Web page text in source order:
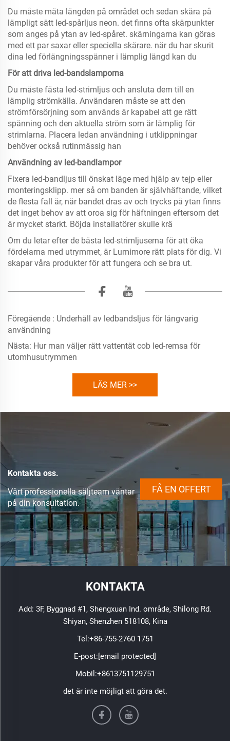
Du måste mäta längden på området och sedan skära på
lämpligt sätt led-spårljus neon. det finns ofta skärpunkter
som anges på ytan av led-spåret. skärningarna kan göras
med ett par saxar eller speciella skärare. när du har skurit
dina led förlängningsspänner i lämplig längd kan du
För att driva led-bandslamporna
Du måste fästa led-strimljus och ansluta dem till en
lämplig strömkälla. Användaren måste se att den
strömförsörjning som används är kapabel att ge rätt
spänning och den aktuella ström som är lämplig för
strimlarna. Placera ledan användning i utklippningar
behöver också rutinmässig han
Användning av led-bandlampor
Fixera led-bandljus till önskat läge med hjälp av tejp eller
monteringsklipp. mer så om banden är självhäftande, vilket
de flesta fall är, när bandet dras av och trycks på ytan finns
det inget behov av att oroa sig för häftningen eftersom det
är mycket starkt. Böjda installatörer skulle krä
Om du letar efter de bästa led-strimljuserna för att öka
fördelarna med utrymmet, är Lumimore rätt plats för dig. Vi
skapar våra produkter för att fungera och se bra ut.
Föregående : Underhåll av ledbandsljus för långvarig
användning
Nästa: Hur man väljer rätt vattentät cob led-remsa för
utomhusutrymmen
LÄS MER >>
Kontakta oss.
Vårt professionella säljteam väntar
på din konsultation.
FÅ EN OFFERT
KONTAKTA
Add: 3F, Byggnad #1, Shengxuan Ind. område, Shilong Rd.
Shiyan, Shenzhen 518108, Kina
Tel:+86-755-2760 1751
E-post:[email protected]
Mobil:+8613751129751
det är inte möjligt att göra det.